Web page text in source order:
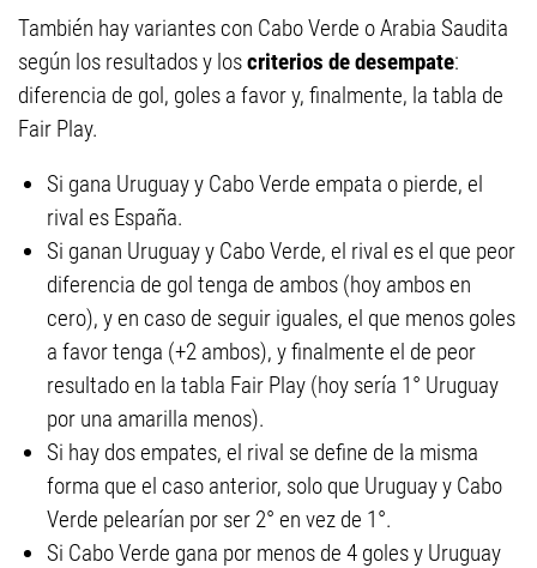
También hay variantes con Cabo Verde o Arabia Saudita
según los resultados y loscriterios de desempate:
diferencia de gol, goles a favor y, finalmente, la tabla de
Fair Play.
Si gana Uruguay y Cabo Verde empata o pierde, el
rival es España.
Si ganan Uruguay y Cabo Verde, el rival es el que peor
diferencia de gol tenga de ambos (hoy ambos en
cero), y en caso de seguir iguales, el que menos goles
a favor tenga (+2 ambos), y finalmente el de peor
resultado en la tabla Fair Play (hoy sería 1° Uruguay
por una amarilla menos).
Si hay dos empates, el rival se define de la misma
forma que el caso anterior, solo que Uruguay y Cabo
Verde pelearían por ser 2° en vez de 1°.
Si Cabo Verde gana por menos de 4 goles y Uruguay